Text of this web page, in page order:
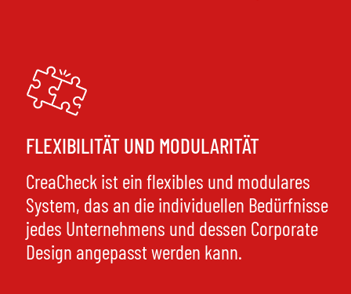
FLEXIBILITÄT UND MODULARITÄT
CreaCheck ist ein flexibles und modulares
System, das an die individuellen Bedürfnisse
jedes Unternehmens und dessen Corporate
Design angepasst werden kann.